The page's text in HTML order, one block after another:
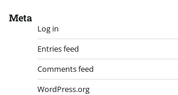
Meta
Log in
Entries feed
Comments feed
WordPress.org